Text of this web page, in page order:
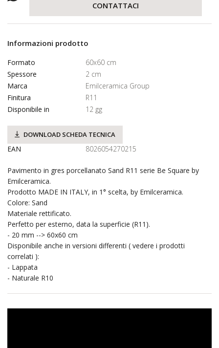
CONTATTACI
Informazioni prodotto
Formato
60x60 cm
Spessore
2 cm
Marca
Emilceramica Group
Finitura
R11
Disponibile in
12 gg
DOWNLOAD SCHEDA TECNICA
EAN 8026054270215
Pavimento in gres porcellanato Sand R11 serie Be Square by
Emilceramica.
Prodotto MADE IN ITALY, in 1° scelta, by Emilceramica.
Colore: Sand
Materiale rettificato.
Perfetto per esterno, data la superficie (R11).
- 20 mm --> 60x60 cm
Disponibile anche in versioni differenti ( vedere i prodotti
correlati ):
- Lappata
- Naturale R10